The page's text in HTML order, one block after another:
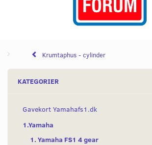
Krumtaphus - cylinder
KATEGORIER
Gavekort Yamahafs1.dk
1.Yamaha
1. Yamaha FS1 4 gear